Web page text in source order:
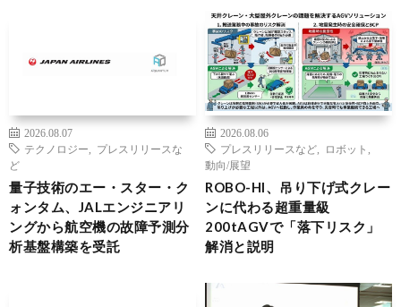
2026.08.07
テクノロジー
プレスリリースな
ど
量子技術のエー・スター・ク
ォンタム、JALエンジニアリ
ングから航空機の故障予測分
析基盤構築を受託
2026.08.06
プレスリリースなど
ロボット
動向/展望
ROBO-HI、吊り下げ式クレー
ンに代わる超重量級
200tAGVで「落下リスク」
解消と説明